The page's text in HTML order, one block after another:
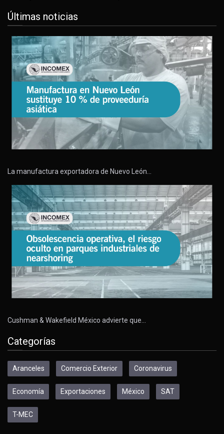
Últimas noticias
La manufactura exportadora de Nuevo León…
Cushman & Wakefield México advierte que…
Categorías
Aranceles Comercio Exterior Coronavirus
Economía Exportaciones México SAT
T-MEC